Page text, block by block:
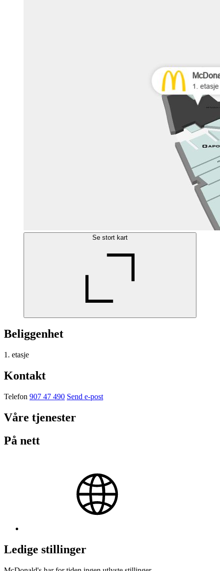
Se stort kart
Beliggenhet
1. etasje
Kontakt
Telefon 907 47 490 Send e-post
Våre tjenester
På nett
Ledige stillinger